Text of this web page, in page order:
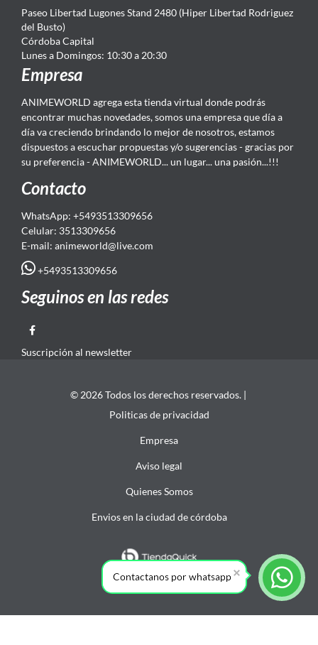
Paseo Libertad Lugones Stand 2480 (Hiper Libertad Rodriguez
del Busto)
Córdoba Capital
Lunes a Domingos: 10:30 a 20:30
Empresa
ANIMEWORLD agrega esta tienda virtual donde podrás
encontrar muchas novedades, somos una empresa que día a
día va creciendo brindando lo mejor de nosotros, estamos
dispuestos a escuchar propuestas y/o sugerencias - gracias por
su preferencia - ANIMEWORLD... un lugar... una pasión...!!!
Contacto
WhatsApp: +5493513309656
Celular: 3513309656
E-mail: animeworld@live.com
+5493513309656
Seguinos en las redes
Suscripción al newsletter
© 2026 Todos los derechos reservados. |
Politicas de privacidad
Empresa
Aviso legal
Quienes Somos
Envios en la ciudad de córdoba
Contactanos por whatsapp